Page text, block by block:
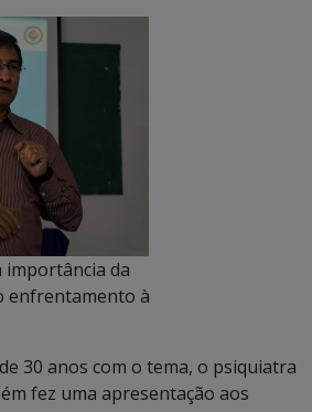
importância da
enfrentamento à
30 anos com o tema, o psiquiatra
fez uma apresentação aos